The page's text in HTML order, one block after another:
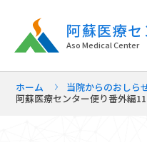
阿蘇医療セ
Aso Medical Center
ホーム
当院からのおしら
阿蘇医療センター便り番外編